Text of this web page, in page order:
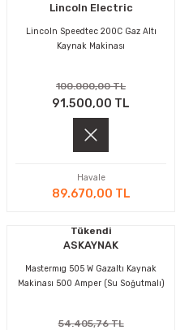
Lincoln Electric
Lincoln Speedtec 200C Gaz Altı
Kaynak Makinası
100.000,00 TL
91.500,00 TL
Havale
89.670,00 TL
Tükendi
ASKAYNAK
Mastermıg 505 W Gazaltı Kaynak
Makinası 500 Amper (Su Soğutmalı)
54.405,76 TL